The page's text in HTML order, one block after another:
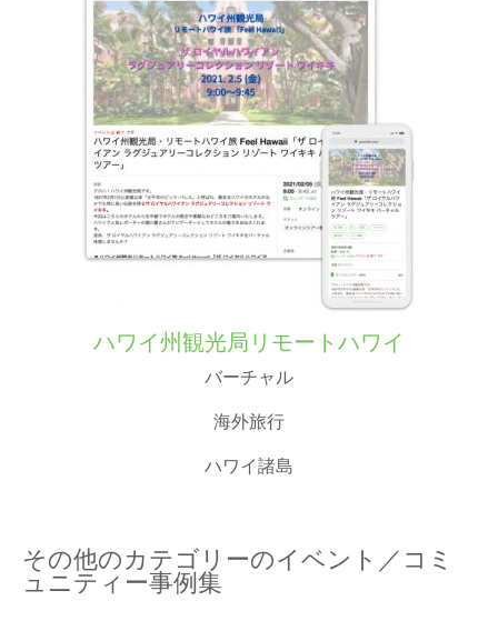
ハワイ州観光局リモートハワイ
バーチャル
海外旅行
ハワイ諸島
その他のカテゴリーのイベント／コミ
ュニティー事例集